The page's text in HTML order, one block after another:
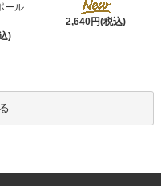
ール
)
2,640円(税込)